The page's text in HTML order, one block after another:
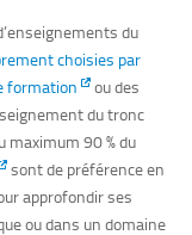
du
choisies par
formation
ou des
du tronc
90 % du
sont de préférence en
approfondir ses
ou dans un domaine